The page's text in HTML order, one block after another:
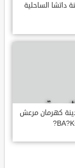
الساحلية
كهرمان مرعش